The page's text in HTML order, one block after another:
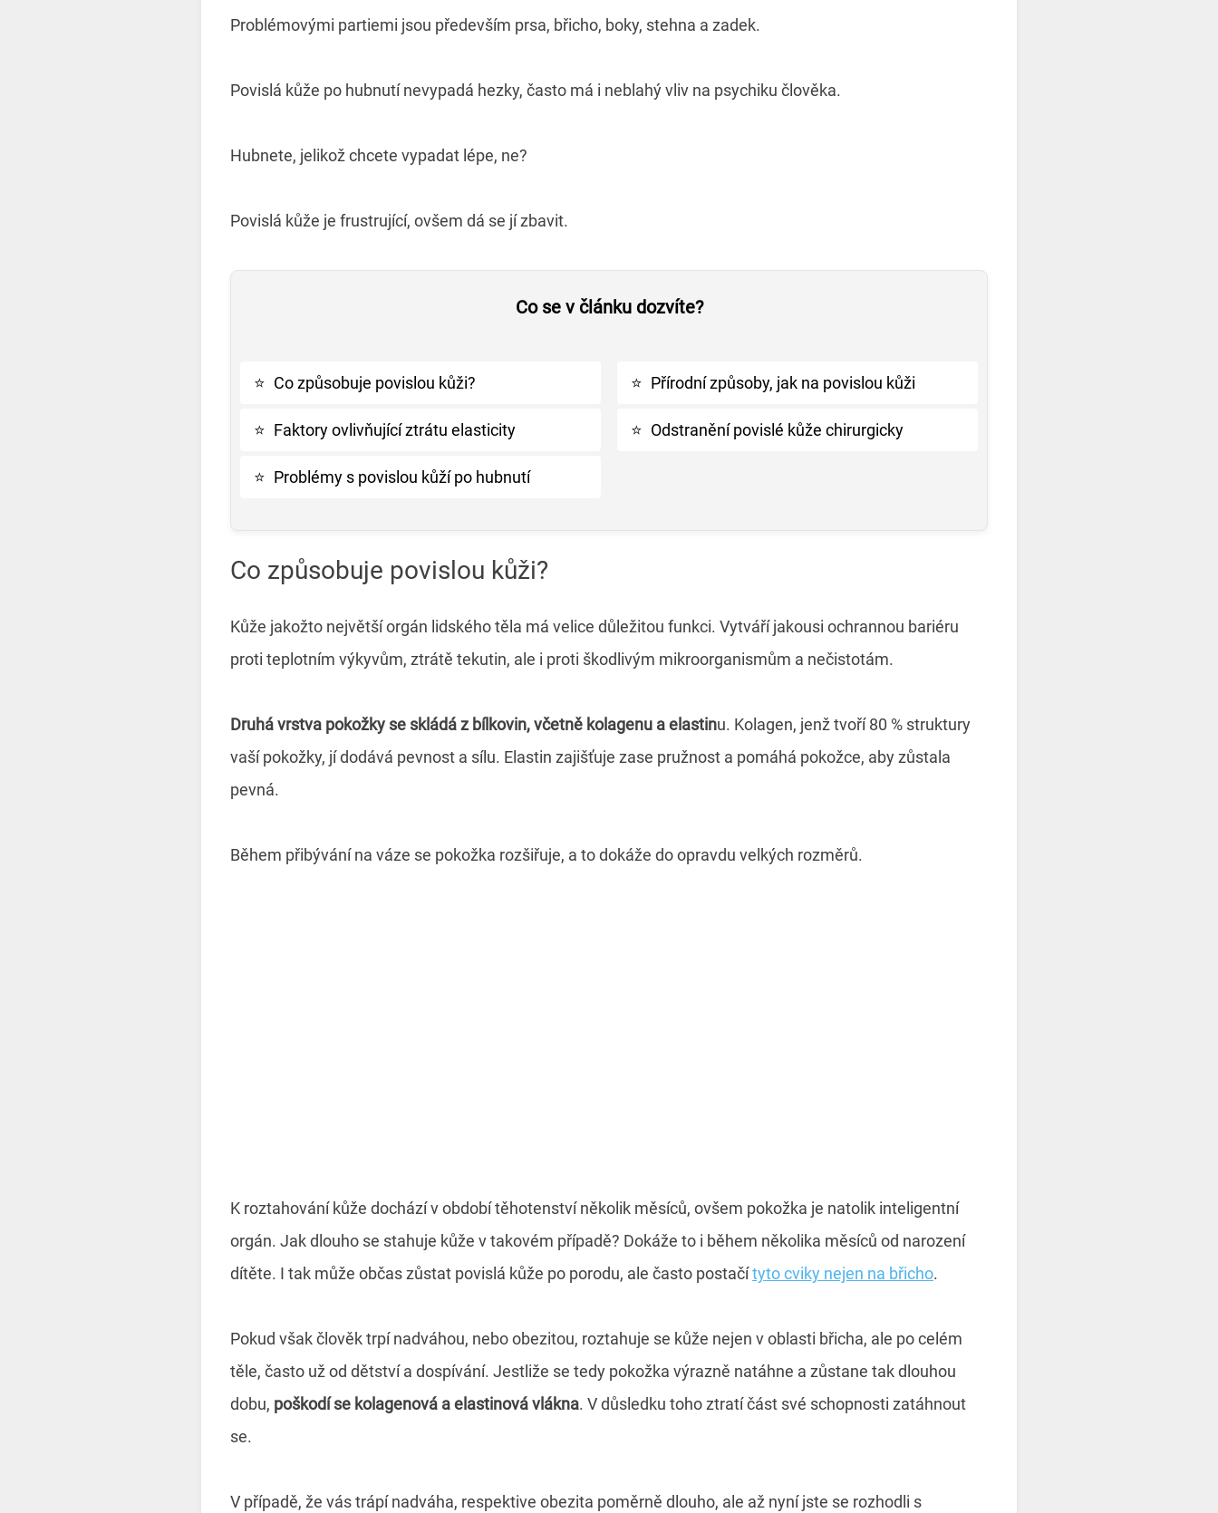
Problémovými partiemi jsou především prsa, břicho, boky, stehna a zadek.
Povislá kůže po hubnutí nevypadá hezky, často má i neblahý vliv na psychiku člověka.
Hubnete, jelikož chcete vypadat lépe, ne?
Povislá kůže je frustrující, ovšem dá se jí zbavit.
Co se v článku dozvíte?
⭐ Co způsobuje povislou kůži?
⭐ Faktory ovlivňující ztrátu elasticity
⭐ Problémy s povislou kůží po hubnutí
⭐ Přírodní způsoby, jak na povislou kůži
⭐ Odstranění povislé kůže chirurgicky
Co způsobuje povislou kůži?
Kůže jakožto největší orgán lidského těla má velice důležitou funkci. Vytváří jakousi ochrannou bariéru
proti teplotním výkyvům, ztrátě tekutin, ale i proti škodlivým mikroorganismům a nečistotám.
Druhá vrstva pokožky se skládá z bílkovin, včetně kolagenu a elastinu. Kolagen, jenž tvoří 80 % struktury
vaší pokožky, jí dodává pevnost a sílu. Elastin zajišťuje zase pružnost a pomáhá pokožce, aby zůstala
pevná.
Během přibývání na váze se pokožka rozšiřuje, a to dokáže do opravdu velkých rozměrů.
K roztahování kůže dochází v období těhotenství několik měsíců, ovšem pokožka je natolik inteligentní
orgán. Jak dlouho se stahuje kůže v takovém případě? Dokáže to i během několika měsíců od narození
dítěte. I tak může občas zůstat povislá kůže po porodu, ale často postačítyto cviky nejen na břicho.
Pokud však člověk trpí nadváhou, nebo obezitou, roztahuje se kůže nejen v oblasti břicha, ale po celém
těle, často už od dětství a dospívání. Jestliže se tedy pokožka výrazně natáhne a zůstane tak dlouhou
dobu, poškodí se kolagenová a elastinová vlákna. V důsledku toho ztratí část své schopnosti zatáhnout
se.
V případě, že vás trápí nadváha, respektive obezita poměrně dlouho, ale až nyní jste se rozhodli s